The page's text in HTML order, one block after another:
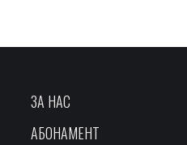
ЗА НАС
АБОНАМЕНТ